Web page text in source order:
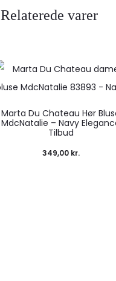
Relaterede varer
Marta Du Chateau Hør
MdcNatalie – Navy
Tilbud
349,00 kr.